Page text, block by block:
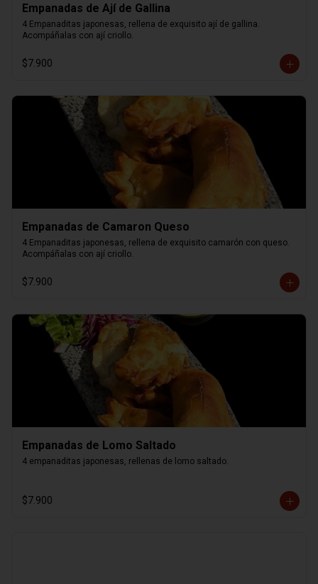
Empanadas de Ají de Gallina
4 Empanaditas japonesas, rellena de exquisito ají de gallina.
Acompáñalas con ají criollo.
$7.900
Empanadas de Camaron Queso
4 Empanaditas japonesas, rellena de exquisito camarón con queso.
Acompáñalas con ají criollo.
$7.900
Empanadas de Lomo Saltado
4 empanaditas japonesas, rellenas de lomo saltado.
$7.900